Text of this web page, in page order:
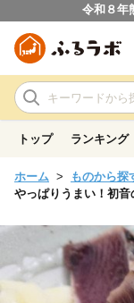
令和８年
トップ ランキング
ホーム ものから探
やっぱりうまい！初